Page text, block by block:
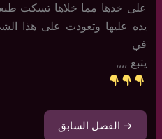
على خدها مما خلاها تسكت
يده عليها وتعودت على هذا
في
يتبع ,,,,
→ الفصل السابق